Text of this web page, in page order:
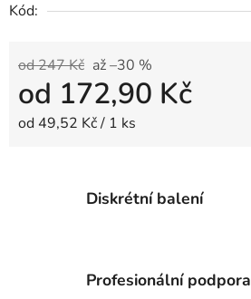
Kód:
od 247 Kč až –30 %
od 172,90 Kč
Měrná cena:
od 49,52 Kč / 1 ks
Diskrétní balení
Profesionální podpora